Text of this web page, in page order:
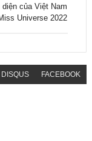
diện của Việt Nam
Universe 2022
DISQUS FACEBOOK